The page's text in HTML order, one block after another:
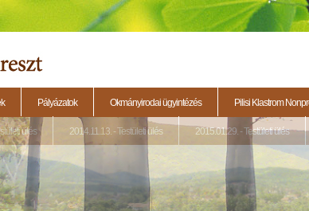
Pályázatok Okmányirodai ügyintézés Pilisi Klastrom
ülés 2014.11.13. - Testületi ülés 2015.01.29. - Testületi ülés